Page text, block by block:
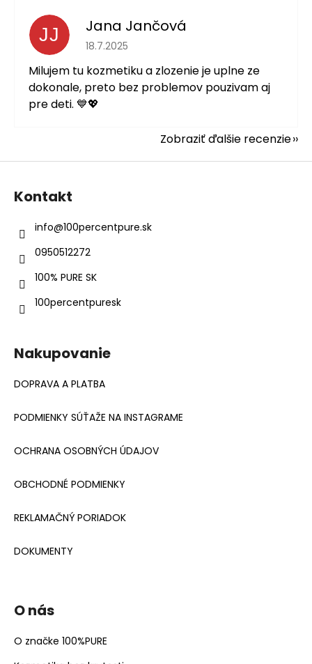
JJ Jana Jančová
Hodnotenie obchodu je 5 z 5 hviezdičiek.
18.7.2025
Milujem tu kozmetiku a zlozenie je uplne ze
dokonale, preto bez problemov pouzivam aj
pre deti. 💙💖
Zobraziť ďalšie recenzie
Z
Kontakt
info@100percentpure.sk
0950512272
100% PURE SK
100percentpuresk
Nakupovanie
DOPRAVA A PLATBA
PODMIENKY SÚŤAŽE NA INSTAGRAME
OCHRANA OSOBNÝCH ÚDAJOV
OBCHODNÉ PODMIENKY
REKLAMAČNÝ PORIADOK
DOKUMENTY
O nás
O značke 100%PURE